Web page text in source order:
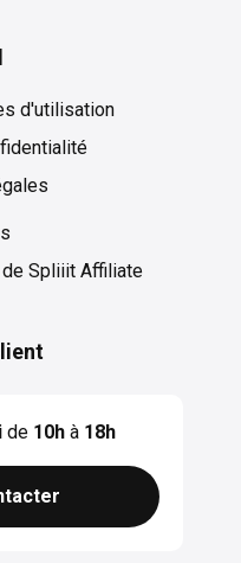
d'utilisation
Spliiit Affiliate
de 10hà 18h